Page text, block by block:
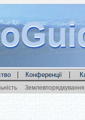
| Конференції |